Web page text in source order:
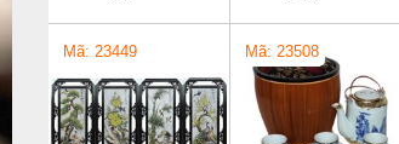
Mã: 23449 Mã: 23508